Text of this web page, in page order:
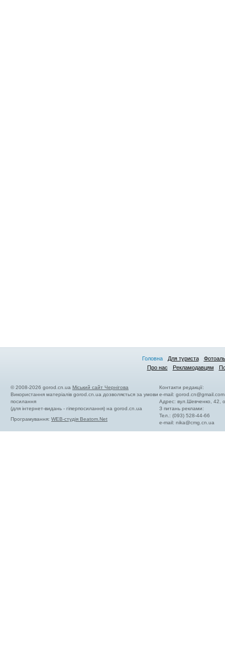
Головна Для туриста
Про нас
Рекламодавцям
© 2008-2026 gorod.cn.ua Міський сайт Чернігова
Використання матеріалів gorod.cn.ua дозволяється за умови
посилання
(для інтернет-видань - гіперпосилання) на gorod.cn.ua
Програмування: WEB-студія Beatom.Net
Контакти редакції:
e-mail:gorod.cn@gmail.com
Адрес: вул.Шевченко, 42,
З питань реклами:
Тел.: (093) 528-44-66
e-mail:nika@cmg.cn.ua